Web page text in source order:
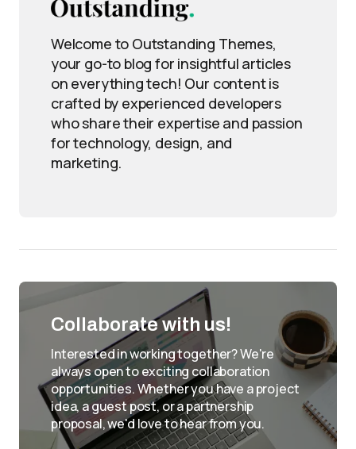
Welcome to Outstanding Themes,
your go-to blog for insightful articles
on everything tech! Our content is
crafted by experienced developers
who share their expertise and passion
for technology, design, and
marketing.
Collaborate with us!
Interested in working together? We're
always open to exciting collaboration
opportunities. Whether you have a project
idea, a guest post, or a partnership
proposal, we'd love to hear from you.